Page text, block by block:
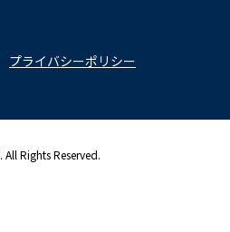
プライバシーポリシー
Rights Reserved.